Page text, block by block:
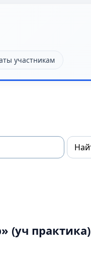
участникам
(уч практика)